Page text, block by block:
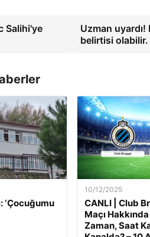
Salihi'ye
Uzman uyardı!
belirtisi
‘Çocuğumu
10/12/2025
CANLI | Club
Maçı
Zaman, Saat